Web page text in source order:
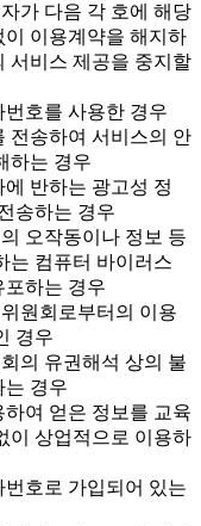
가 다음 각 호에 해당
이용계약을 해지하
서비스 제공을 중지할
번호를 사용한 경우
전송하여 서비스의 안
하는 경우
반하는 광고성 정
송하는 경우
오작동이나 정보 등
는 컴퓨터 바이러스
포하는 경우
원회로부터의 이용
경우
의 유권해석 상의 불
는 경우
하여 얻은 정보를 교육
이 상업적으로 이용하
번호로 가입되어 있는